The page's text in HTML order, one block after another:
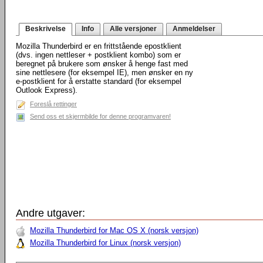
Beskrivelse Info Alle versjoner Anmeldelser
Mozilla Thunderbird er en frittstående epostklient
(dvs. ingen nettleser + postklient kombo) som er
beregnet på brukere som ønsker å henge fast med
sine nettlesere (for eksempel IE), men ønsker en ny
e-postklient for å erstatte standard (for eksempel
Outlook Express).
Foreslå rettinger
Send oss et skjermbilde for denne programvaren!
Andre utgaver:
Mozilla Thunderbird for Mac OS X (norsk versjon)
Mozilla Thunderbird for Linux (norsk versjon)